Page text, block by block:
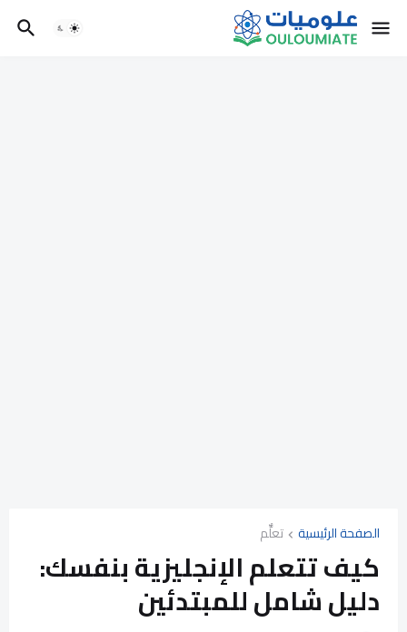
الصفحة الرئيسية تعلٌّم
كيف تتعلم الإنجليزية بنفسك:
دليل شامل للمبتدئين